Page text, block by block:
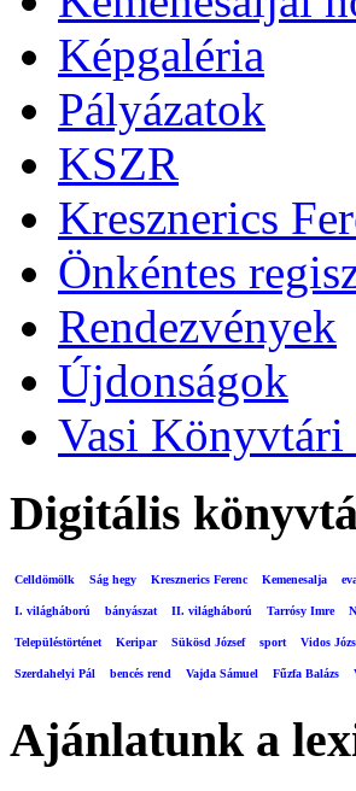
Képgaléria
Pályázatok
KSZR
Kresznerics
Önkéntes
Rendezvények
Újdonságok
Vasi Könyvtári
Digitális
Celldömölk Ság hegy Kresznerics Ferenc Kemenesalja
I. világháború bányászat II. világháború Tarrósy Imre
Településtörténet Keripar Sükösd József sport Vidos
Szerdahelyi Pál bencés rend Vajda Sámuel Fűzfa Balázs
Ajánlatunk a